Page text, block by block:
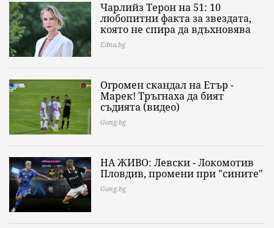
Чарлийз Терон на 51: 10
любопитни факта за звездата,
която не спира да вдъхновява
Edna.bg
Огромен скандал на Етър -
Марек! Тръгнаха да бият
съдията (видео)
Gong.bg
НА ЖИВО: Левски - Локомотив
Пловдив, промени при "сините"
Gong.bg